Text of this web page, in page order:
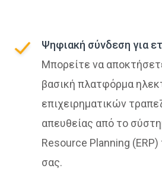
Ψηφιακή σύνδεση για
Μπορείτε να
βασική πλατφόρμα
επιχειρηματικών
απευθείας από το
Resource Planning (ERP)
σας.